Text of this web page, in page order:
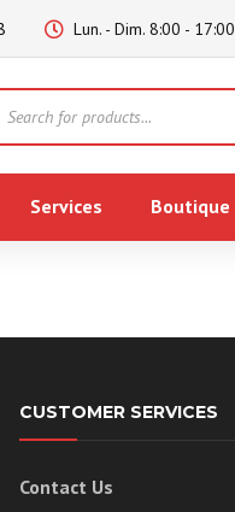
Lun. - Dim. 8:00 - 17:00
Services Boutique
CUSTOMER SERVICES
Contact Us